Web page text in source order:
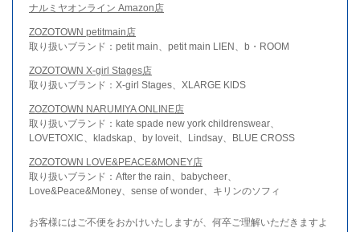
ナルミヤオンライン Amazon店
ZOZOTOWN petitmain店
取り扱いブランド：petit main、petit main LIEN、b・ROOM
ZOZOTOWN X-girl Stages店
取り扱いブランド：X-girl Stages、XLARGE KIDS
ZOZOTOWN NARUMIYA ONLINE店
取り扱いブランド：kate spade new york childrenswear、
LOVETOXIC、kladskap、by loveit、Lindsay、BLUE CROSS
ZOZOTOWN LOVE&PEACE&MONEY店
取り扱いブランド：After the rain、babycheer、
Love&Peace&Money、sense of wonder、キリンのソフィ
お客様にはご不便をおかけいたしますが、何卒ご理解いただきますよ